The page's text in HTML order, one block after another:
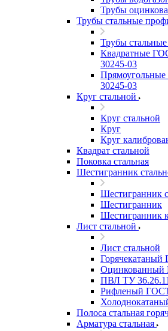
Трубы
Трубы стальные
Трубы
Квадратные
30245-03
30245-03
Круг стальной
Круг стальной
Круг
Круг
Квадрат стальной
Поковка стальная
Шестигранник
Шестигранник
Шестигранник
Шестигранник
Лист стальной
Лист стальной
Оцинкованный
ПВЛ ТУ
Рифленый
Полоса стальная
Арматура стальная